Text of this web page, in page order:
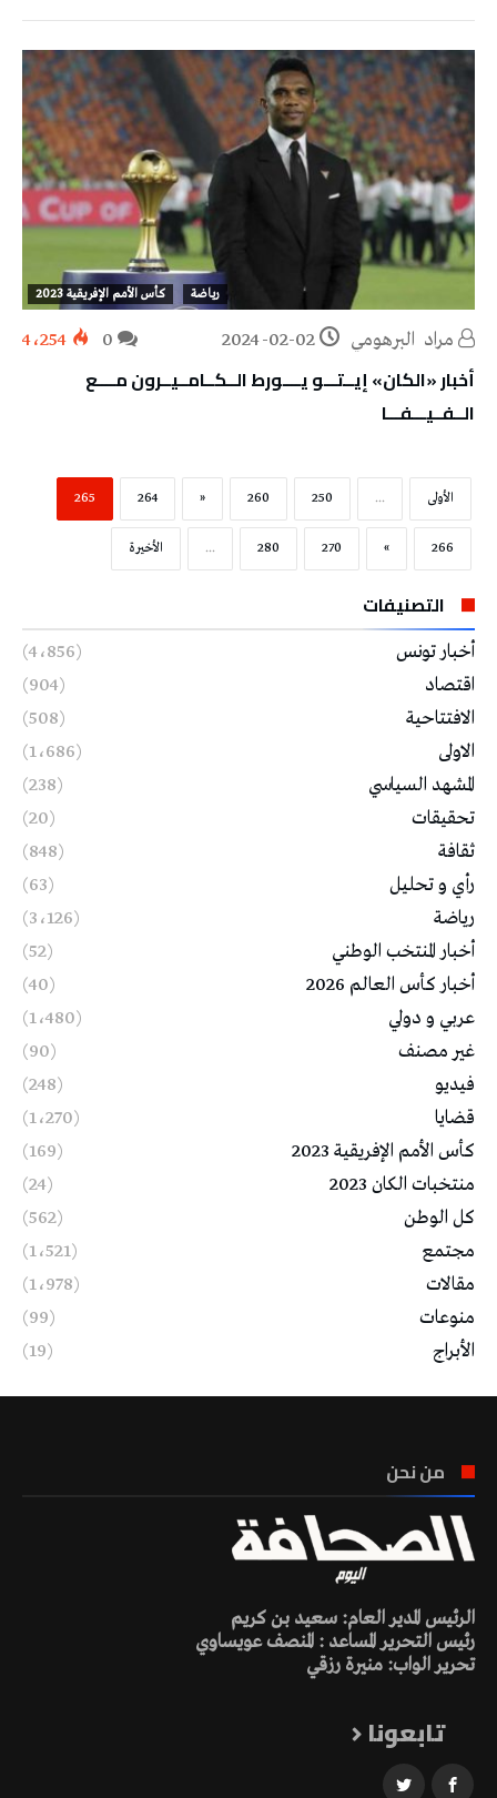
رياضة كأس الأمم الإفريقية 2023
مراد‭ ‬ البرهومي 2024-02-02 4٬254
أخبار «الكان» إيــتـــو يــــورط الــكــامــيــرون مــــع
الــفــيـــفـــا
‫الأولى‬ ...
250
260
«
264
265
266
»
270
280
... ‫الأخيرة‬
التصنيفات
أخبار تونس
(4٬856)
اقتصاد
(904)
الافتتاحية
(508)
الاولى
(1٬686)
المشهد السياسي
(238)
تحقيقات
(20)
ثقافة
(848)
رأي و تحليل
(63)
رياضة
(3٬126)
أخبار المنتخب الوطني
(52)
أخبار كأس العالم 2026
(40)
عربي و دولي
(1٬480)
غير مصنف
(90)
فيديو
(248)
قضايا
(1٬270)
كأس الأمم الإفريقية 2023
(169)
منتخبات الكان 2023
(24)
كل الوطن
(562)
مجتمع
(1٬521)
مقالات
(1٬978)
منوعات
(99)
الأبراج
(19)
من نحن
الرئيس المدير العام: سعيد بن كريم
رئيس التحرير المساعد : المنصف عويساوي
تحرير الواب: منيرة رزقي
تابعونا